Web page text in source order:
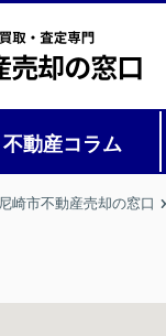
不動産コラム
崎市不動産売却の窓口